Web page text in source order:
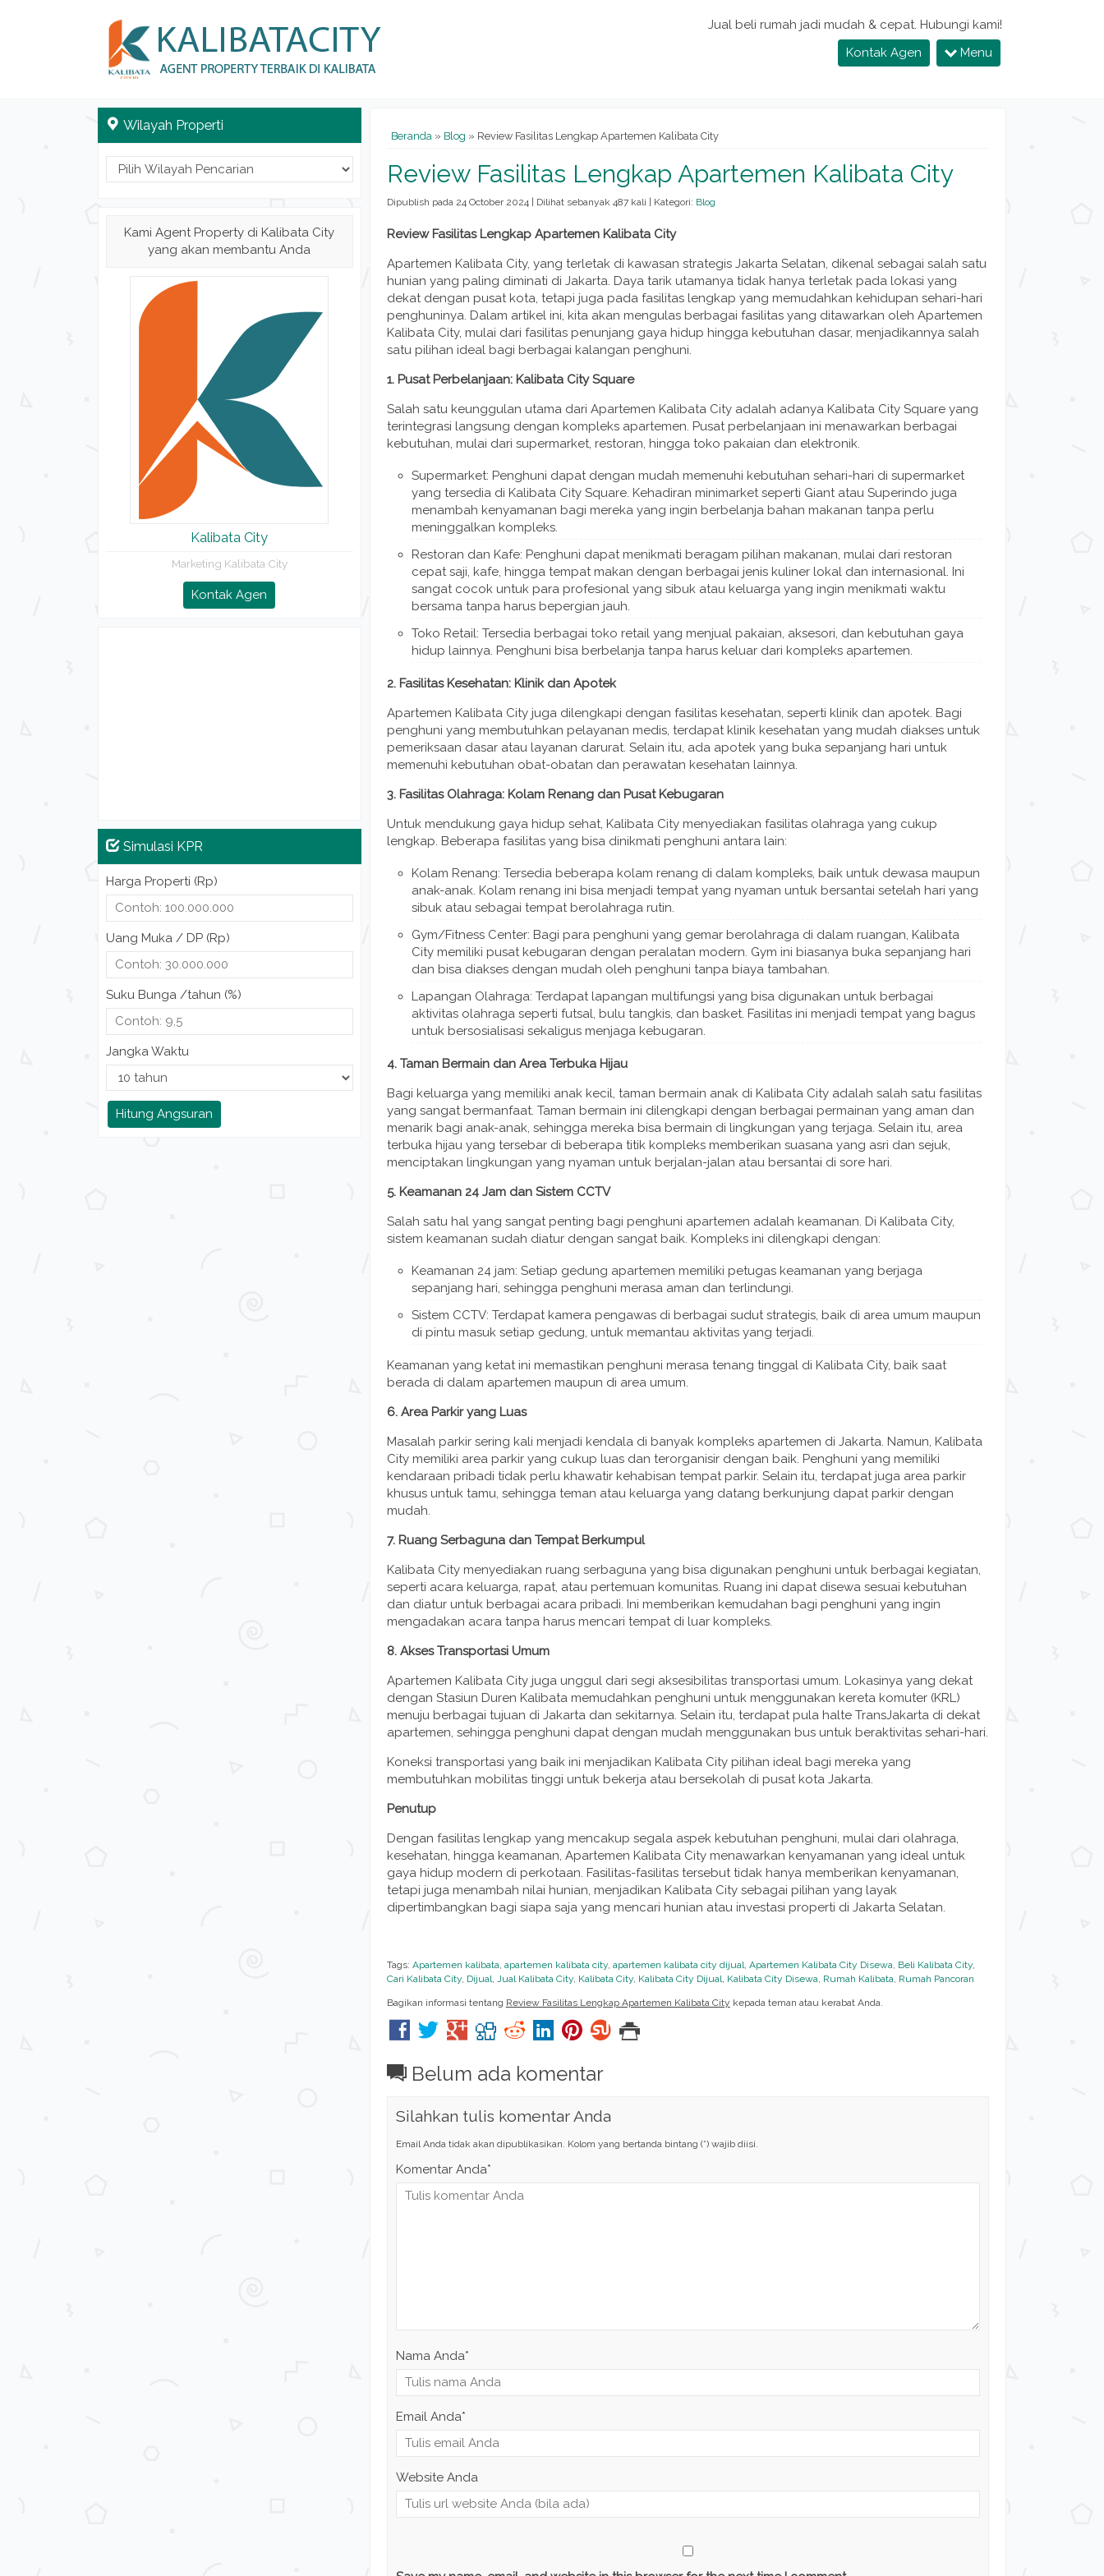
Jual beli rumah jadi mudah & cepat. Hubungi kami!
Kontak Agen
Menu
Beranda» Blog » Review Fasilitas Lengkap Apartemen Kalibata City
Review Fasilitas Lengkap Apartemen Kalibata City
Dipublish pada 24 October 2024 | Dilihat sebanyak 487 kali | Kategori: Blog
Review Fasilitas Lengkap Apartemen Kalibata City
Apartemen Kalibata City, yang terletak di kawasan strategis Jakarta Selatan, dikenal sebagai salah satu
hunian yang paling diminati di Jakarta. Daya tarik utamanya tidak hanya terletak pada lokasi yang
dekat dengan pusat kota, tetapi juga pada fasilitas lengkap yang memudahkan kehidupan sehari-hari
penghuninya. Dalam artikel ini, kita akan mengulas berbagai fasilitas yang ditawarkan oleh Apartemen
Kalibata City, mulai dari fasilitas penunjang gaya hidup hingga kebutuhan dasar, menjadikannya salah
satu pilihan ideal bagi berbagai kalangan penghuni.
1. Pusat Perbelanjaan: Kalibata City Square
Salah satu keunggulan utama dari Apartemen Kalibata City adalah adanya Kalibata City Square yang
terintegrasi langsung dengan kompleks apartemen. Pusat perbelanjaan ini menawarkan berbagai
kebutuhan, mulai dari supermarket, restoran, hingga toko pakaian dan elektronik.
Supermarket: Penghuni dapat dengan mudah memenuhi kebutuhan sehari-hari di supermarket
yang tersedia di Kalibata City Square. Kehadiran minimarket seperti Giant atau Superindo juga
menambah kenyamanan bagi mereka yang ingin berbelanja bahan makanan tanpa perlu
meninggalkan kompleks.
Restoran dan Kafe: Penghuni dapat menikmati beragam pilihan makanan, mulai dari restoran
cepat saji, kafe, hingga tempat makan dengan berbagai jenis kuliner lokal dan internasional. Ini
sangat cocok untuk para profesional yang sibuk atau keluarga yang ingin menikmati waktu
bersama tanpa harus bepergian jauh.
Toko Retail: Tersedia berbagai toko retail yang menjual pakaian, aksesori, dan kebutuhan gaya
hidup lainnya. Penghuni bisa berbelanja tanpa harus keluar dari kompleks apartemen.
2. Fasilitas Kesehatan: Klinik dan Apotek
Apartemen Kalibata City juga dilengkapi dengan fasilitas kesehatan, seperti klinik dan apotek. Bagi
penghuni yang membutuhkan pelayanan medis, terdapat klinik kesehatan yang mudah diakses untuk
pemeriksaan dasar atau layanan darurat. Selain itu, ada apotek yang buka sepanjang hari untuk
memenuhi kebutuhan obat-obatan dan perawatan kesehatan lainnya.
3. Fasilitas Olahraga: Kolam Renang dan Pusat Kebugaran
Untuk mendukung gaya hidup sehat, Kalibata City menyediakan fasilitas olahraga yang cukup
lengkap. Beberapa fasilitas yang bisa dinikmati penghuni antara lain:
Kolam Renang: Tersedia beberapa kolam renang di dalam kompleks, baik untuk dewasa maupun
anak-anak. Kolam renang ini bisa menjadi tempat yang nyaman untuk bersantai setelah hari yang
sibuk atau sebagai tempat berolahraga rutin.
Gym/Fitness Center: Bagi para penghuni yang gemar berolahraga di dalam ruangan, Kalibata
City memiliki pusat kebugaran dengan peralatan modern. Gym ini biasanya buka sepanjang hari
dan bisa diakses dengan mudah oleh penghuni tanpa biaya tambahan.
Lapangan Olahraga: Terdapat lapangan multifungsi yang bisa digunakan untuk berbagai
aktivitas olahraga seperti futsal, bulu tangkis, dan basket. Fasilitas ini menjadi tempat yang bagus
untuk bersosialisasi sekaligus menjaga kebugaran.
4. Taman Bermain dan Area Terbuka Hijau
Bagi keluarga yang memiliki anak kecil, taman bermain anak di Kalibata City adalah salah satu fasilitas
yang sangat bermanfaat. Taman bermain ini dilengkapi dengan berbagai permainan yang aman dan
menarik bagi anak-anak, sehingga mereka bisa bermain di lingkungan yang terjaga. Selain itu, area
terbuka hijau yang tersebar di beberapa titik kompleks memberikan suasana yang asri dan sejuk,
menciptakan lingkungan yang nyaman untuk berjalan-jalan atau bersantai di sore hari.
5. Keamanan 24 Jam dan Sistem CCTV
Salah satu hal yang sangat penting bagi penghuni apartemen adalah keamanan. Di Kalibata City,
sistem keamanan sudah diatur dengan sangat baik. Kompleks ini dilengkapi dengan:
Keamanan 24 jam: Setiap gedung apartemen memiliki petugas keamanan yang berjaga
sepanjang hari, sehingga penghuni merasa aman dan terlindungi.
Sistem CCTV: Terdapat kamera pengawas di berbagai sudut strategis, baik di area umum maupun
di pintu masuk setiap gedung, untuk memantau aktivitas yang terjadi.
Keamanan yang ketat ini memastikan penghuni merasa tenang tinggal di Kalibata City, baik saat
berada di dalam apartemen maupun di area umum.
6. Area Parkir yang Luas
Masalah parkir sering kali menjadi kendala di banyak kompleks apartemen di Jakarta. Namun, Kalibata
City memiliki area parkir yang cukup luas dan terorganisir dengan baik. Penghuni yang memiliki
kendaraan pribadi tidak perlu khawatir kehabisan tempat parkir. Selain itu, terdapat juga area parkir
khusus untuk tamu, sehingga teman atau keluarga yang datang berkunjung dapat parkir dengan
mudah.
7. Ruang Serbaguna dan Tempat Berkumpul
Kalibata City menyediakan ruang serbaguna yang bisa digunakan penghuni untuk berbagai kegiatan,
seperti acara keluarga, rapat, atau pertemuan komunitas. Ruang ini dapat disewa sesuai kebutuhan
dan diatur untuk berbagai acara pribadi. Ini memberikan kemudahan bagi penghuni yang ingin
mengadakan acara tanpa harus mencari tempat di luar kompleks.
8. Akses Transportasi Umum
Apartemen Kalibata City juga unggul dari segi aksesibilitas transportasi umum. Lokasinya yang dekat
dengan Stasiun Duren Kalibata memudahkan penghuni untuk menggunakan kereta komuter (KRL)
menuju berbagai tujuan di Jakarta dan sekitarnya. Selain itu, terdapat pula halte TransJakarta di dekat
apartemen, sehingga penghuni dapat dengan mudah menggunakan bus untuk beraktivitas sehari-hari.
Koneksi transportasi yang baik ini menjadikan Kalibata City pilihan ideal bagi mereka yang
membutuhkan mobilitas tinggi untuk bekerja atau bersekolah di pusat kota Jakarta.
Penutup
Dengan fasilitas lengkap yang mencakup segala aspek kebutuhan penghuni, mulai dari olahraga,
kesehatan, hingga keamanan, Apartemen Kalibata City menawarkan kenyamanan yang ideal untuk
gaya hidup modern di perkotaan. Fasilitas-fasilitas tersebut tidak hanya memberikan kenyamanan,
tetapi juga menambah nilai hunian, menjadikan Kalibata City sebagai pilihan yang layak
dipertimbangkan bagi siapa saja yang mencari hunian atau investasi properti di Jakarta Selatan.
Tags: Apartemen kalibata, apartemen kalibata city, apartemen kalibata city dijual, Apartemen Kalibata City Disewa, Beli Kalibata City,
Cari Kalibata City, Dijual, Jual Kalibata City, Kalibata City, Kalibata City Dijual, Kalibata City Disewa, Rumah Kalibata, Rumah Pancoran
Bagikan informasi tentang Review Fasilitas Lengkap Apartemen Kalibata City kepada teman atau kerabat Anda.
Belum ada komentar
Silahkan tulis komentar Anda
Email Anda tidak akan dipublikasikan. Kolom yang bertanda bintang (*) wajib diisi.
Komentar Anda*
Nama Anda*
Email Anda*
Website Anda
Wilayah Properti
Kami Agent Property di Kalibata City
yang akan membantu Anda
Kalibata City
Marketing Kalibata City
Kontak Agen
Simulasi KPR
Harga Properti (Rp)
Uang Muka / DP (Rp)
Suku Bunga /tahun (%)
Jangka Waktu
Hitung Angsuran